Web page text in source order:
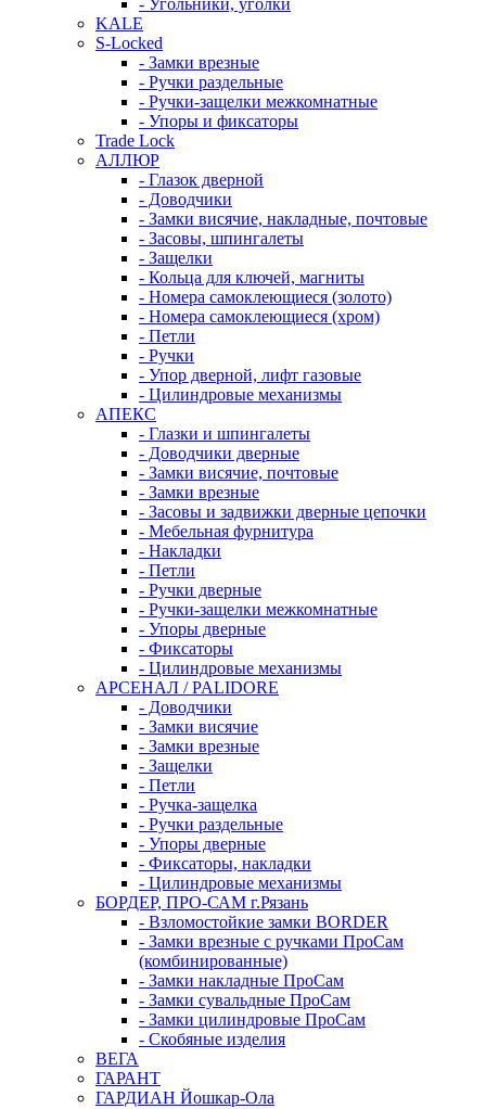
- Угольники, уголки
KALE
S-Locked
- Замки врезные
- Ручки раздельные
- Ручки-защелки межкомнатные
- Упоры и фиксаторы
Trade Lock
АЛЛЮР
- Глазок дверной
- Доводчики
- Замки висячие, накладные, почтовые
- Засовы, шпингалеты
- Защелки
- Кольца для ключей, магниты
- Номера самоклеющиеся (золото)
- Номера самоклеющиеся (хром)
- Петли
- Ручки
- Упор дверной, лифт газовые
- Цилиндровые механизмы
АПЕКС
- Глазки и шпингалеты
- Доводчики дверные
- Замки висячие, почтовые
- Замки врезные
- Засовы и задвижки дверные цепочки
- Мебельная фурнитура
- Накладки
- Петли
- Ручки дверные
- Ручки-защелки межкомнатные
- Упоры дверные
- Фиксаторы
- Цилиндровые механизмы
АРСЕНАЛ / PALIDORE
- Доводчики
- Замки висячие
- Замки врезные
- Защелки
- Петли
- Ручка-защелка
- Ручки раздельные
- Упоры дверные
- Фиксаторы, накладки
- Цилиндровые механизмы
БОРДЕР, ПРО-САМ г.Рязань
- Взломостойкие замки BORDER
- Замки врезные с ручками ПроСам
(комбинированные)
- Замки накладные ПроСам
- Замки сувальдные ПроСам
- Замки цилиндровые ПроСам
- Скобяные изделия
ВЕГА
ГАРАНТ
ГАРДИАН Йошкар-Ола